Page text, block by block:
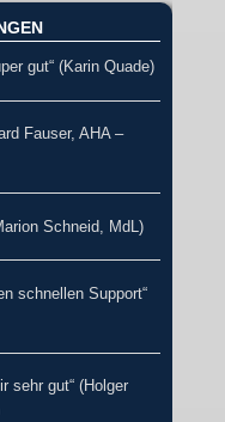
gut“ (Karin Quade)
Fauser, AHA –
Schneid, MdL)
schnellen Support“
sehr gut“ (Holger